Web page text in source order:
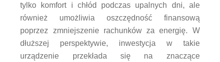
tylko komfort i chłód podczas upalnych dni, ale
również umożliwia oszczędność finansową
poprzez zmniejszenie rachunków za energię. W
dłuższej perspektywie, inwestycja w takie
urządzenie przekłada się na znaczące